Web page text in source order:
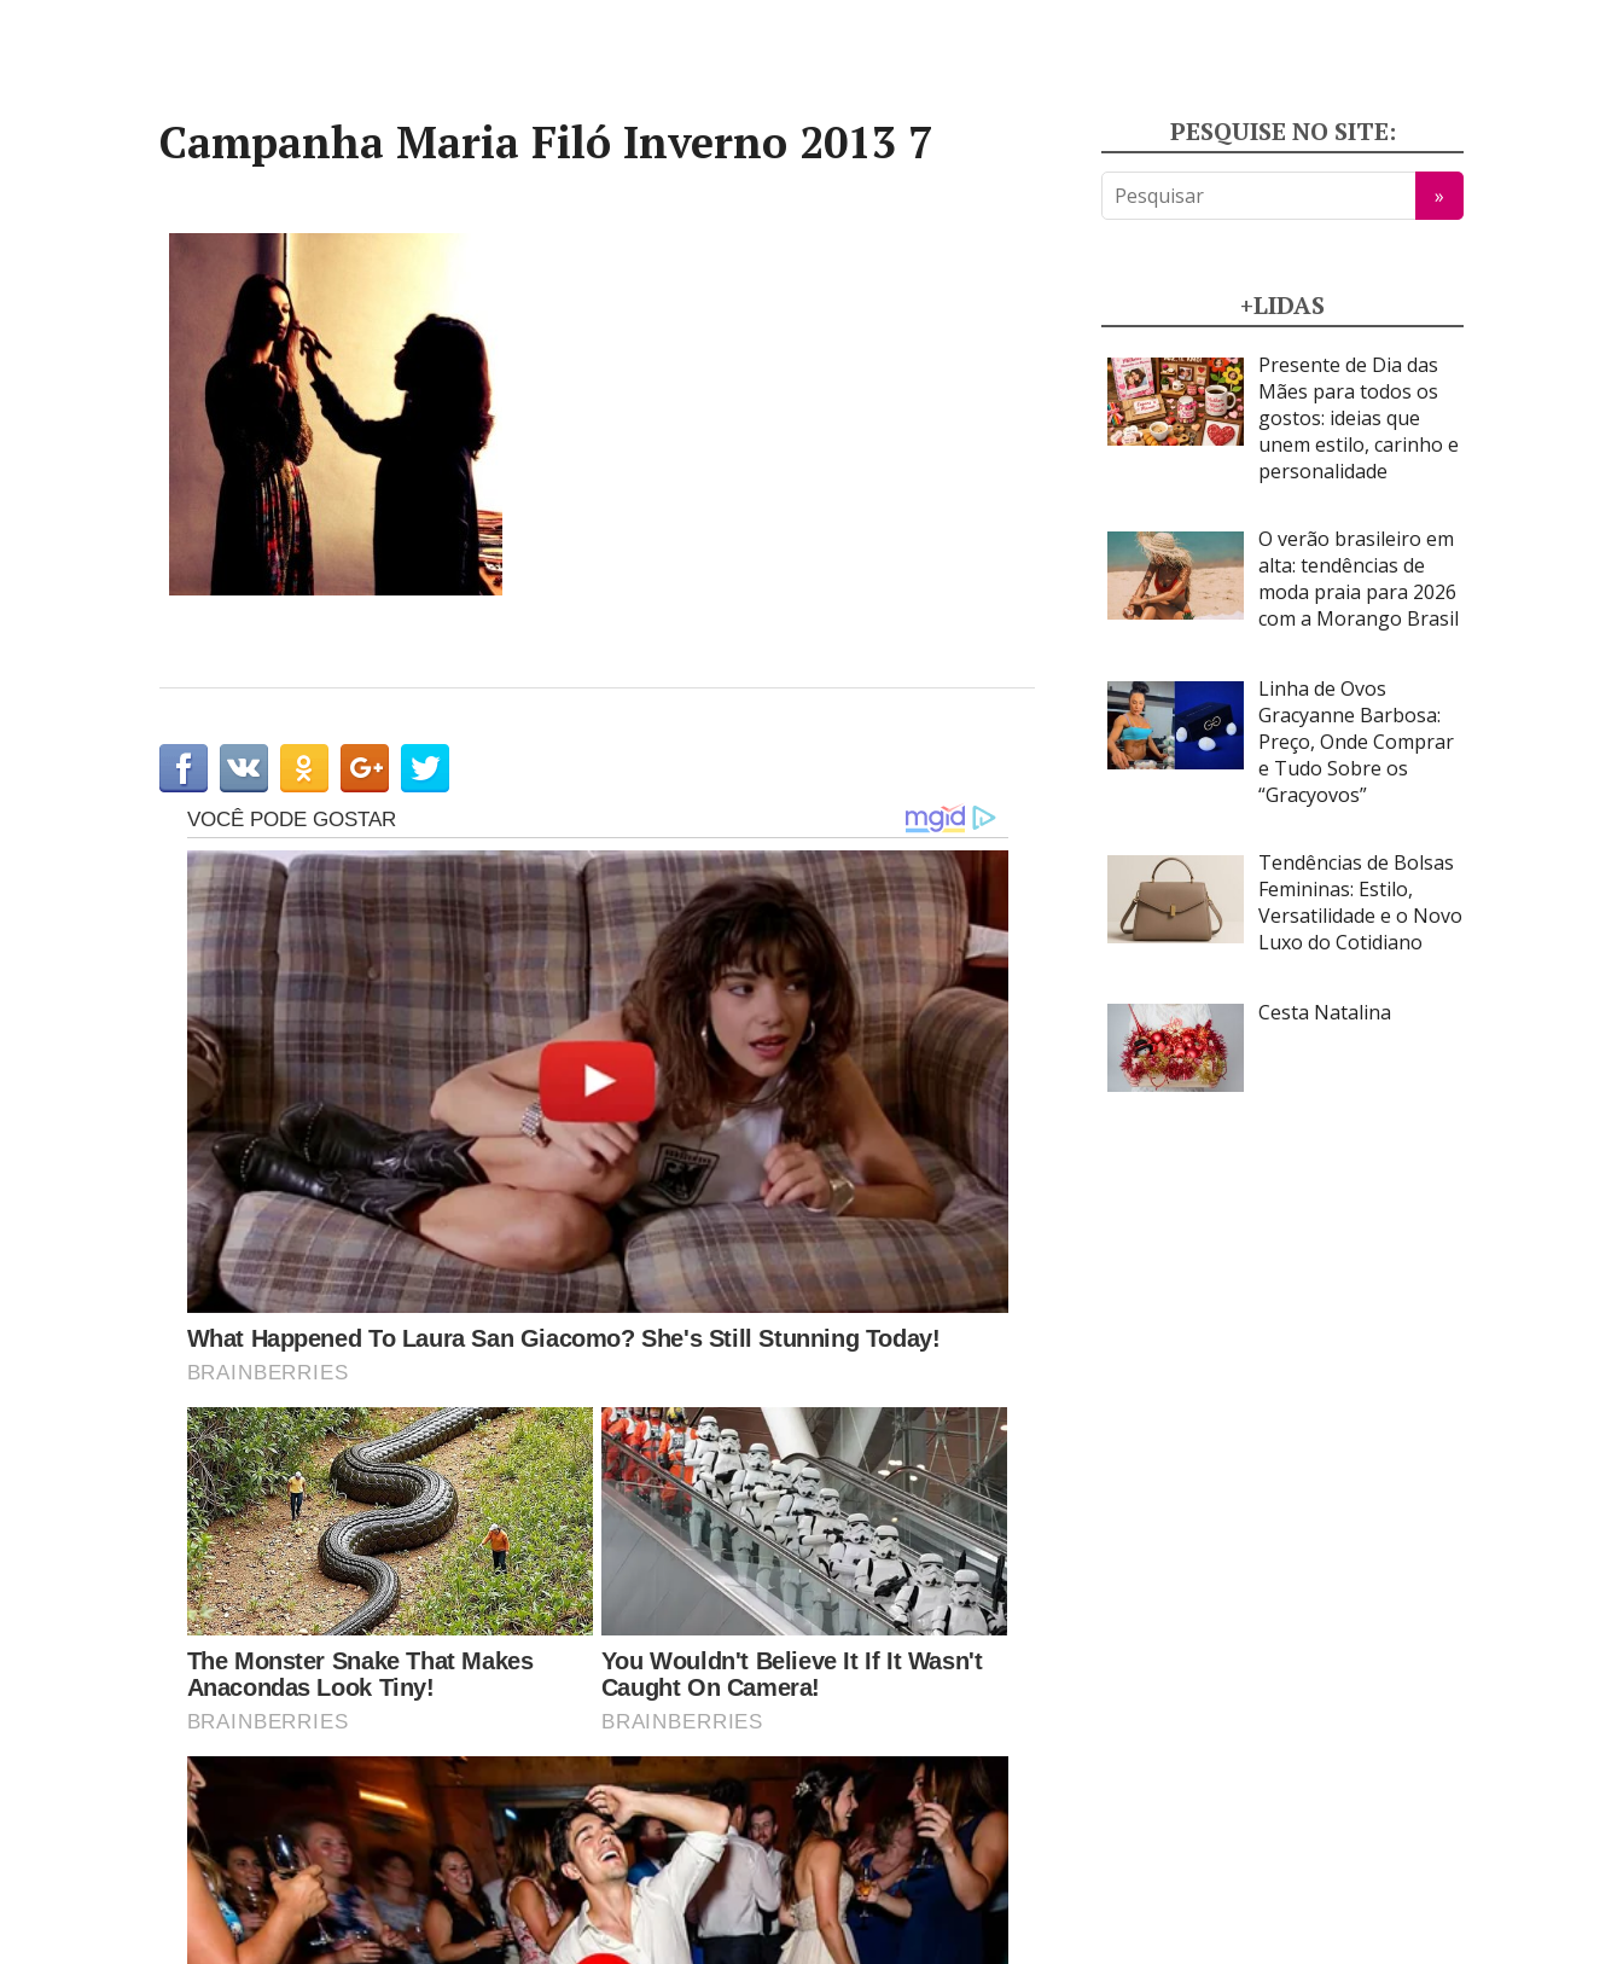
Campanha Maria Filó Inverno 2013 7 PESQUISE NO SITE:
+LIDAS
Presente de Dia das
Mães para todos os
gostos: ideias que
unem estilo, carinho e
personalidade
O verão brasileiro em
alta: tendências de
moda praia para 2026
com a Morango Brasil
Linha de Ovos
Gracyanne Barbosa:
Preço, Onde Comprar
e Tudo Sobre os
“Gracyovos”
Tendências de Bolsas
Femininas: Estilo,
Versatilidade e o Novo
Luxo do Cotidiano
Cesta Natalina